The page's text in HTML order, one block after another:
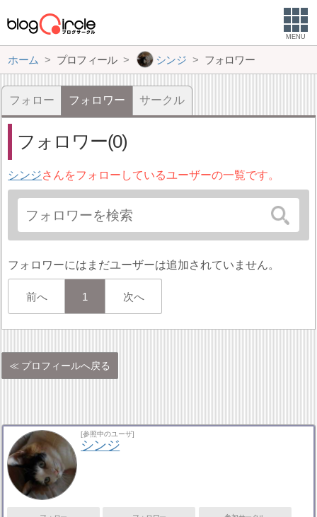
MENU
ホーム プロフィール シンジ フォロワー
フォロー フォロワー サークル
フォロワー(0)
シンジさんをフォローしているユーザーの一覧です。
フォロワーにはまだユーザーは追加されていません。
前へ 1 次へ
プロフィールへ戻る
[参照中のユーザ]
シンジ